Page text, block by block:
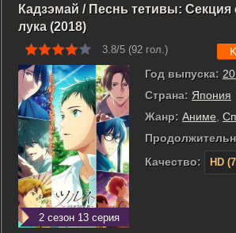
Кадзэмай / Песнь тетивы:
лука (2018)
3.8/5 (92 гол.)
2 сезон 13 серия
Год выпуска:
Страна: Япония
Жанр: Аниме,
Качество:
HD